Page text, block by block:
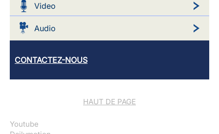
Video
Audio
CONTACTEZ-NOUS
HAUT DE PAGE
Youtube